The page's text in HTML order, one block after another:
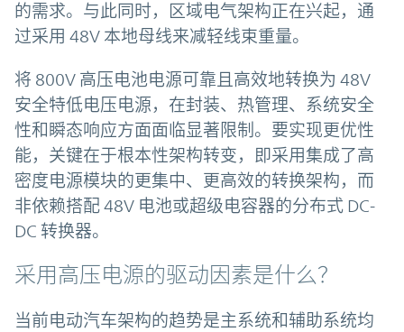
的需求。与此同时，区域电气架构正在兴起，通
过采用 48V 本地母线来减轻线束重量。
将 800V 高压电池电源可靠且高效地转换为 48V
安全特低电压电源，在封装、热管理、系统安全
性和瞬态响应方面面临显著限制。要实现更优性
能，关键在于根本性架构转变，即采用集成了高
密度电源模块的更集中、更高效的转换架构，而
非依赖搭配 48V 电池或超级电容器的分布式 DC-
DC 转换器。
采用高压电源的驱动因素是什么？
当前电动汽车架构的趋势是主系统和辅助系统均